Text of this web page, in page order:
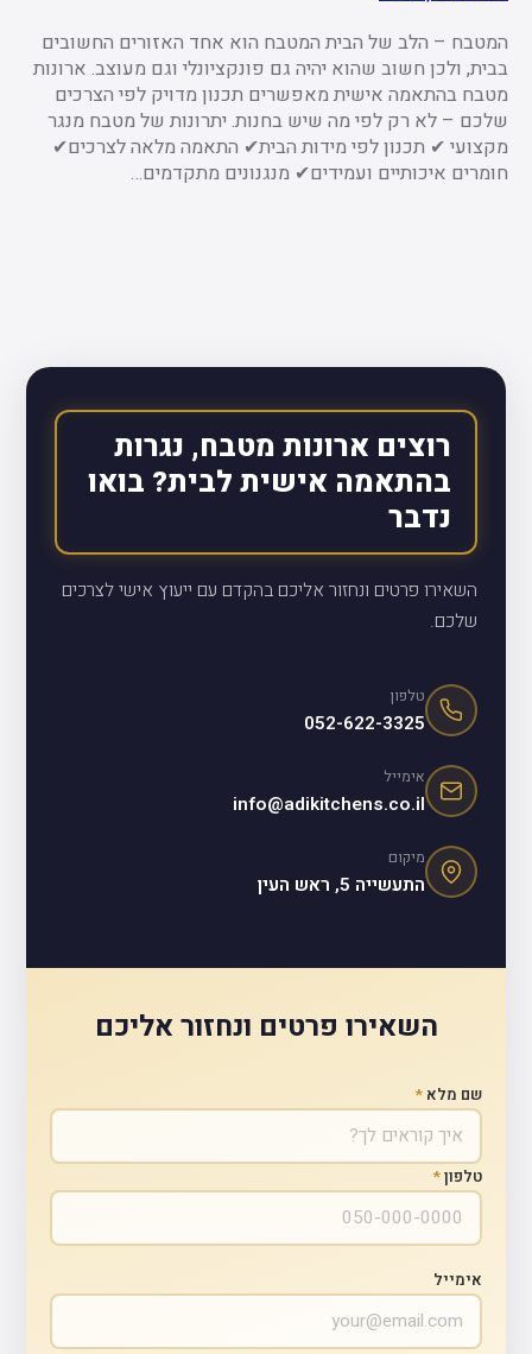
המטבח – הלב של הבית המטבח הוא אחד האזורים החשובים
בבית, ולכן חשוב שהוא יהיה גם פונקציונלי וגם מעוצב. ארונות
מטבח בהתאמה אישית מאפשרים תכנון מדויק לפי הצרכים
שלכם – לא רק לפי מה שיש בחנות. יתרונות של מטבח מנגר
מקצועי ✔ תכנון לפי מידות הבית✔ התאמה מלאה לצרכים✔
חומרים איכותיים ועמידים✔ מנגנונים מתקדמים…
רוצים ארונות מטבח, נגרות
בהתאמה אישית לבית? בואו
נדבר
השאירו פרטים ונחזור אליכם בהקדם עם ייעוץ אישי לצרכים
שלכם.
טלפון
052-622-3325
אימייל
info@adikitchens.co.il
מיקום
התעשייה 5, ראש העין
השאירו פרטים ונחזור אליכם
שם מלא*
טלפון*
אימייל